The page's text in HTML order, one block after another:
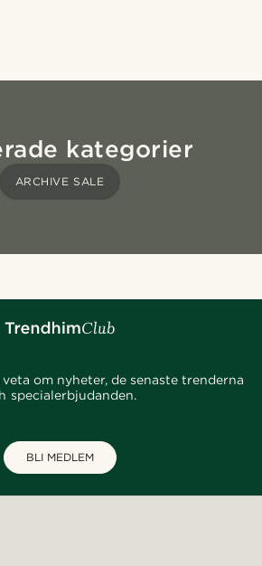
kategorier
ARCHIVE SALE
om nyheter, de senaste trenderna
specialerbjudanden.
BLI MEDLEM